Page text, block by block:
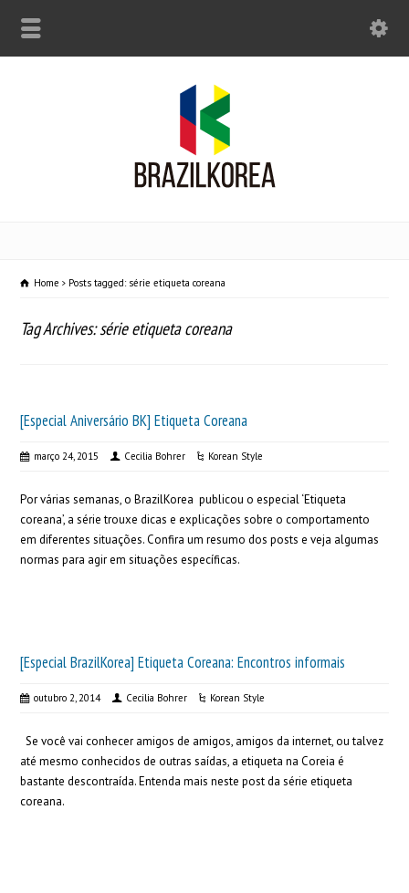
Home Posts tagged: série etiqueta coreana
Tag Archives: série etiqueta coreana
[Especial Aniversário BK] Etiqueta Coreana
março 24, 2015 Cecilia Bohrer Korean Style
Por várias semanas, o BrazilKorea publicou o especial ‘Etiqueta
coreana’, a série trouxe dicas e explicações sobre o comportamento
em diferentes situações. Confira um resumo dos posts e veja algumas
normas para agir em situações específicas.
[Especial BrazilKorea] Etiqueta Coreana: Encontros informais
outubro 2, 2014 Cecilia Bohrer Korean Style
Se você vai conhecer amigos de amigos, amigos da internet, ou talvez
até mesmo conhecidos de outras saídas, a etiqueta na Coreia é
bastante descontraída. Entenda mais neste post da série etiqueta
coreana.